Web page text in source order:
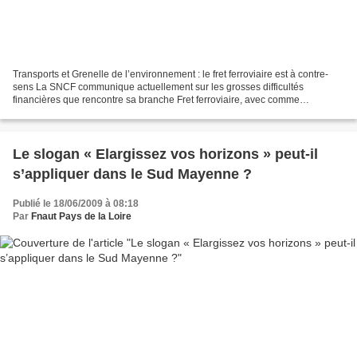
Transports et Grenelle de l’environnement : le fret ferroviaire est à contre-
sens La SNCF communique actuellement sur les grosses difficultés
financières que rencontre sa branche Fret ferroviaire, avec comme
Le slogan « Elargissez vos horizons » peut-il
s’appliquer dans le Sud Mayenne ?
Publié le 18/06/2009 à 08:18
Par Fnaut Pays de la Loire